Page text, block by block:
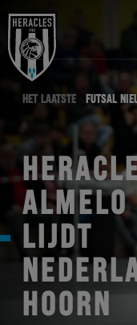
HET LAATSTE FUTSAL
LIJDT
HOORN